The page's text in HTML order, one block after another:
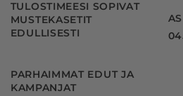
TULOSTIMEESI SOPIVAT
MUSTEKASETIT
EDULLISESTI
PARHAIMMAT EDUT JA
KAMPANJAT